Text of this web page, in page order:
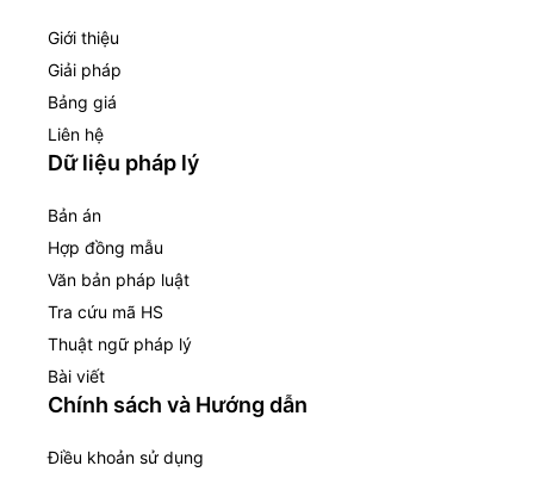
Giới thiệu
Giải pháp
Bảng giá
Liên hệ
Dữ liệu pháp lý
Bản án
Hợp đồng mẫu
Văn bản pháp luật
Tra cứu mã HS
Thuật ngữ pháp lý
Bài viết
Chính sách và Hướng dẫn
Điều khoản sử dụng